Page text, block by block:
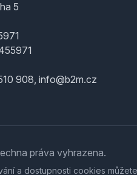
5
908, info@b2m.cz
práva vyhrazena.
a dostupnosti cookies